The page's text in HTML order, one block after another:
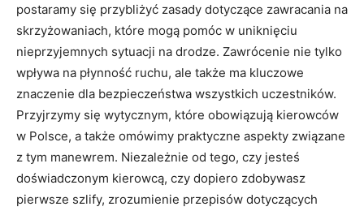
postaramy się przybliżyć zasady dotyczące zawracania na
skrzyżowaniach, które mogą pomóc w uniknięciu
nieprzyjemnych sytuacji na drodze. Zawrócenie nie tylko
wpływa na płynność ruchu, ale także ma kluczowe
znaczenie dla bezpieczeństwa wszystkich uczestników.
Przyjrzymy się wytycznym, które obowiązują kierowców
w Polsce, a także omówimy praktyczne aspekty związane
z tym manewrem. Niezależnie od tego, czy jesteś
doświadczonym kierowcą, czy dopiero zdobywasz
pierwsze szlify, zrozumienie przepisów dotyczących